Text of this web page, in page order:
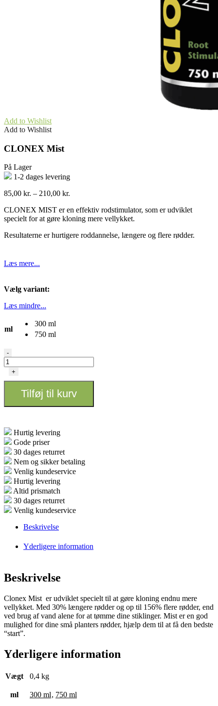
Add to Wishlist
Add to Wishlist
CLONEX Mist
På Lager
1-2 dages levering
85,00 kr. – 210,00 kr.
til
210,00 kr.
CLONEX MIST er en effektiv rodstimulator, som er udviklet
specielt for at gøre kloning mere vellykket.
Resultaterne er hurtigere roddannelse, længere og flere rødder.
Læs mere...
Vælg variant:
Læs mindre...
ml
300 ml
750 ml
CLONEX
Mist
antal
-
+
Tilføj til kurv
Hurtig levering
Gode priser
30 dages returret
Nem og sikker betaling
Venlig kundeservice
Hurtig levering
Altid prismatch
30 dages returret
Venlig kundeservice
Beskrivelse
Yderligere information
Beskrivelse
Clonex Mist er udviklet specielt til at gøre kloning endnu mere
vellykket. Med 30% længere rødder og op til 156% flere rødder, end
ved brug af vand alene for at tømme dine stiklinger. Mist er en god
mulighed for dine små planters rødder, hjælp dem til at få den bedste
“start”.
Yderligere information
Vægt 0,4 kg
ml 300 ml, 750 ml